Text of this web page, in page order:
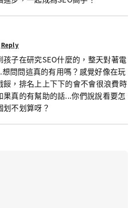
Reply
孩子在研究SEO什麼的，整天對著電
問問這真的有用嗎？感覺好像在玩
餒，排名上上下下的會不會很浪費時
果真的有幫助的話...你們說說看要怎
划不划算呀？